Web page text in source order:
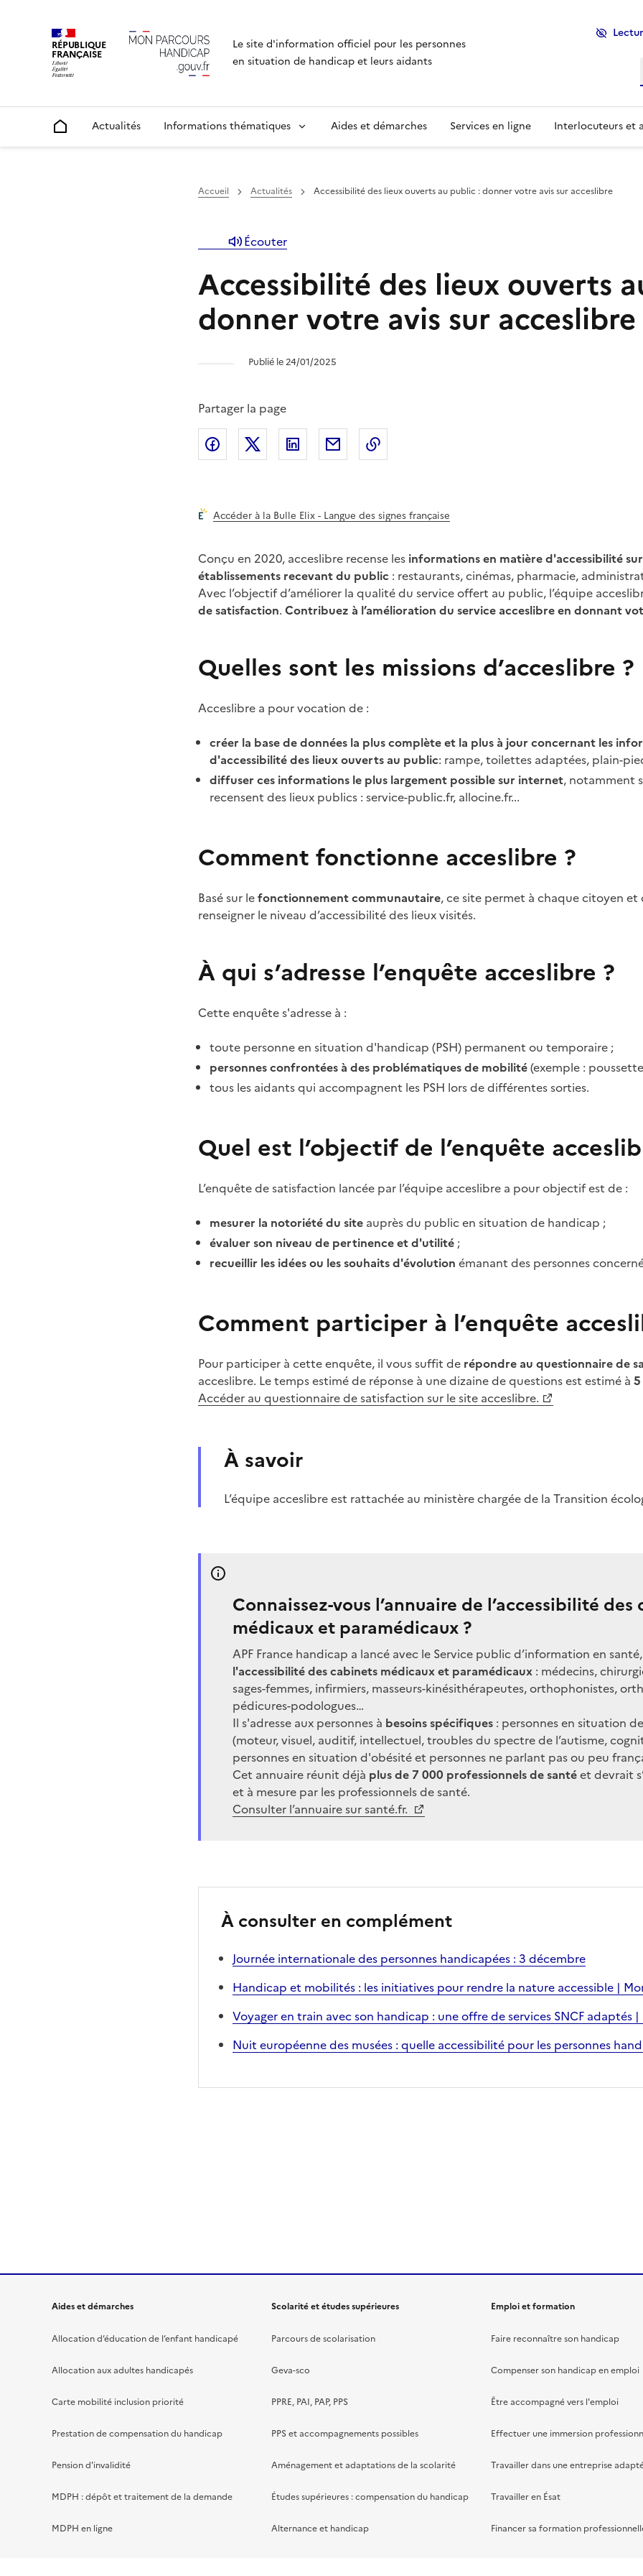
RÉPUBLIQUE
FRANÇAISE
Le site d'information officiel pour les personnes
en situation de handicap et leurs aidants
Accueil Actualités Informations thématiques Aides et démarches Services en ligne Interlocuteurs et
Accueil Actualités Accessibilité des lieux ouverts au public : donner votre avis sur acceslibre
Écouter
Accessibilité des lieux ouverts
donner votre avis sur acceslibre
Publié le 24/01/2025
Partager la page
Partager l'article surFacebook
Partager l'article sur X (anciennement
Partager l'article sur
Partager l'article par courriel
Accéder à la Bulle Elix - Langue des signes française
Conçu en 2020, acceslibre recense les informations en matière d'accessibilité
établissements recevant du public : restaurants, cinémas, pharmacie,
Avec l’objectif d’améliorer la qualité du service offert au public, l’équipe
de satisfaction. Contribuez à l’amélioration du service acceslibre en donnant
Quelles sont les missions d’acceslibre ?
Acceslibre a pour vocation de :
créer la base de données la plus complète et la plus à jour concernant les
d'accessibilité des lieux ouverts au public: rampe, toilettes adaptées, plain-
diffuser ces informations le plus largement possible sur internet, notamment
recensent des lieux publics : service-public.fr, allocine.fr...
Comment fonctionne acceslibre ?
Basé sur lefonctionnement communautaire, ce site permet à chaque citoyen
renseigner le niveau d’accessibilité des lieux visités.
À qui s’adresse l’enquête acceslibre ?
Cette enquête s'adresse à :
toute personne en situation d'handicap (PSH) permanent ou temporaire ;
personnes confrontées à des problématiques de mobilité(exemple :
tous les aidants qui accompagnent les PSH lors de différentes sorties.
Quel est l’objectif de l’enquête
L’enquête de satisfaction lancée par l’équipe acceslibre a pour objectif est de :
mesurer la notoriété du site auprès du public en situation de handicap ;
évaluer son niveau de pertinence et d'utilité ;
recueillir les idées ou les souhaits d'évolution émanant des personnes
Comment participer à l’enquête
Pour participer à cette enquête, il vous suffit de répondre au questionnaire de
acceslibre. Le temps estimé de réponse à une dizaine de questions est estimé à
Accéder au questionnaire de satisfaction sur le site acceslibre.
À savoir
L’équipe acceslibre est rattachée au ministère chargée de la Transition
Connaissez-vous l’annuaire de l’accessibilité des
médicaux et paramédicaux ?
APF France handicap a lancé avec le Service public d’information en santé,
l'accessibilité des cabinets médicaux et paramédicaux : médecins,
sages-femmes, infirmiers, masseurs-kinésithérapeutes, orthophonistes,
pédicures-podologues…
Il s'adresse aux personnes à besoins spécifiques : personnes en situation
(moteur, visuel, auditif, intellectuel, troubles du spectre de l’autisme,
personnes en situation d'obésité et personnes ne parlant pas ou peu
Cet annuaire réunit déjà plus de 7 000 professionnels de santéet devrait
et à mesure par les professionnels de santé.
Consulter l’annuaire sur santé.fr.
À consulter en complément
Journée internationale des personnes handicapées : 3 décembre
Handicap et mobilités : les initiatives pour rendre la nature accessible |
Voyager en train avec son handicap : une offre de services SNCF adaptés |
Nuit européenne des musées : quelle accessibilité pour les personnes
Aides et démarches
Allocation d’éducation de l’enfant handicapé
Allocation aux adultes handicapés
Carte mobilité inclusion priorité
Prestation de compensation du handicap
Pension d'invalidité
MDPH : dépôt et traitement de la demande
MDPH en ligne
Scolarité et études supérieures
Parcours de scolarisation
Geva-sco
PPRE, PAI, PAP, PPS
PPS et accompagnements possibles
Aménagement et adaptations de la scolarité
Études supérieures : compensation du handicap
Alternance et handicap
Emploi et formation
Faire reconnaître son handicap
Compenser son handicap en emploi
Être accompagné vers l'emploi
Effectuer une immersion
Travailler dans une entreprise
Travailler en Ésat
Financer sa formation